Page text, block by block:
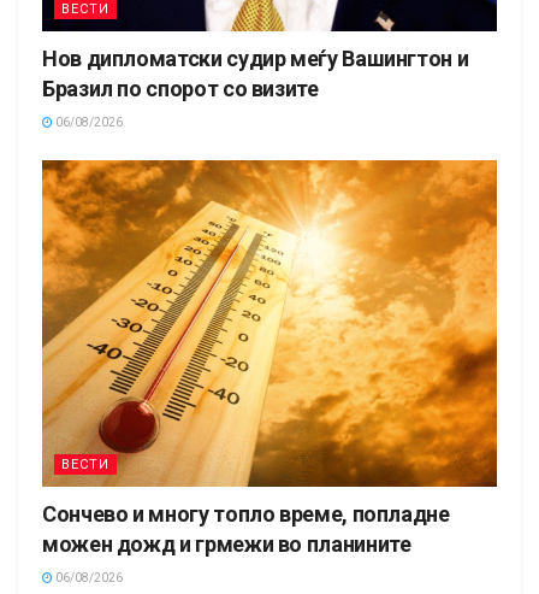
ВЕСТИ
Нов дипломатски судир меѓу Вашингтон и
Бразил по спорот со визите
06/08/2026
ВЕСТИ
Сончево и многу топло време, попладне
можен дожд и грмежи во планините
06/08/2026